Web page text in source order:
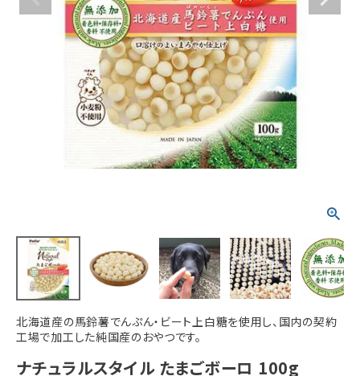
ACCOUNT MENU
ようこそ ゲスト 様
person 新規会員登録
北海道産の馬鈴薯でんぷん・ビート上白糖を使用し、国内の契約
工場で加工した純国産のおやつです。
ナチュラルスタイル たまごボーロ 100g